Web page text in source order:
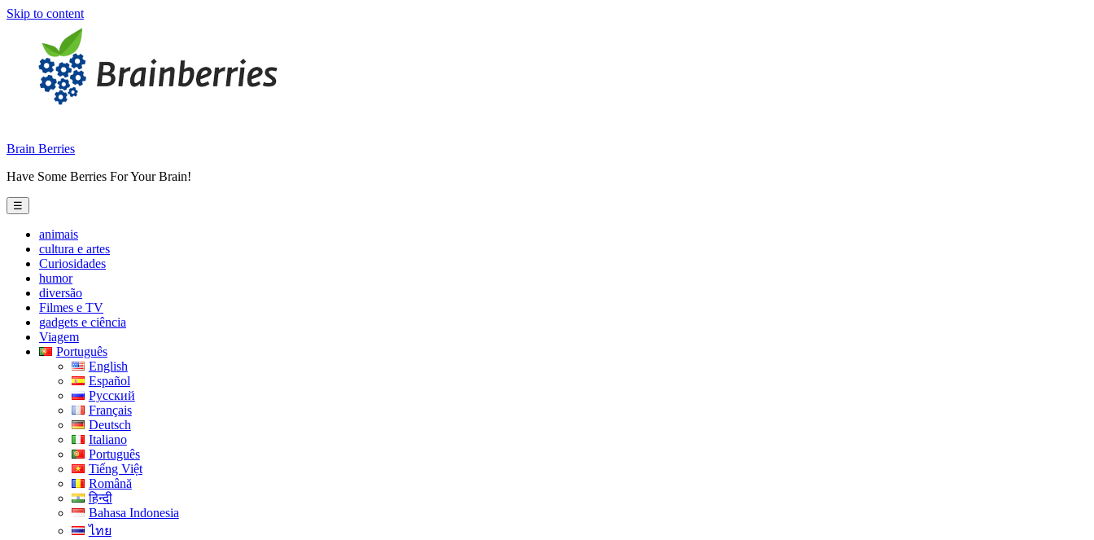
Skip to content
Brain Berries
Have Some Berries For Your Brain!
☰
animais
cultura e artes
Curiosidades
humor
diversão
Filmes e TV
gadgets e ciência
Viagem
Português
English
Español
Русский
Français
Deutsch
Italiano
Português
Tiếng Việt
Română
हिन्दी
Bahasa Indonesia
ไทย